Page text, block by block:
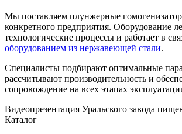
Мы поставляем плунжерные
конкретного предприятия. Оборудование
технологические процессы и работает в
оборудованием из нержавеющей стали.
Специалисты подбирают оптимальные
рассчитывают производительность и
сопровождение на всех этапах
Видеопрезентация Уральского завода
Каталог